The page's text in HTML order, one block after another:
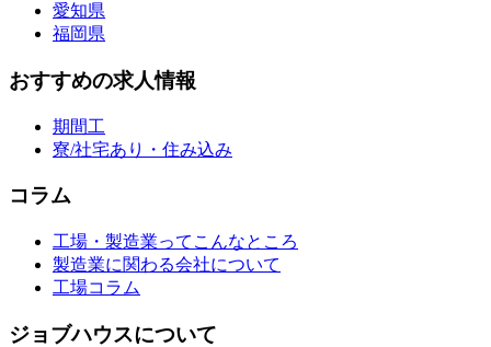
愛知県
福岡県
おすすめの求人情報
期間工
寮/社宅あり・住み込み
コラム
工場・製造業ってこんなところ
製造業に関わる会社について
工場コラム
ジョブハウスについて